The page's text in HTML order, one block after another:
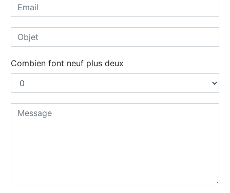
Combien font neuf plus deux